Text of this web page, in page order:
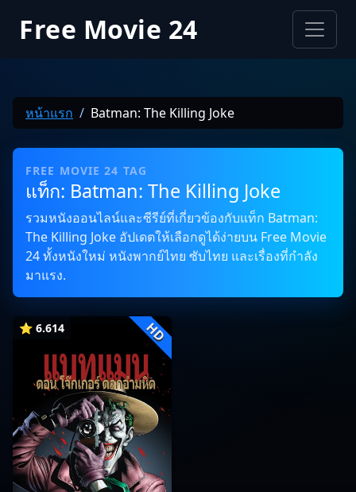
Free Movie 24
หน้าแรก Batman: The Killing Joke
FREE MOVIE 24 TAG
แท็ก: Batman: The Killing Joke
รวมหนังออนไลน์และซีรีย์ที่เกี่ยวข้องกับแท็ก Batman:
The Killing Joke อัปเดตให้เลือกดูได้ง่ายบน Free Movie
24 ทั้งหนังใหม่ หนังพากย์ไทย ซับไทย และเรื่องที่กำลัง
มาแรง.
⭐ 6.614 HD